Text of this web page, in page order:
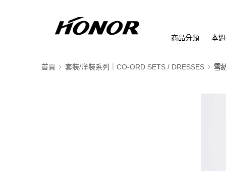
商品分類 本
首頁 套裝/洋裝系列｜CO-ORD SETS / DRESSES 雪